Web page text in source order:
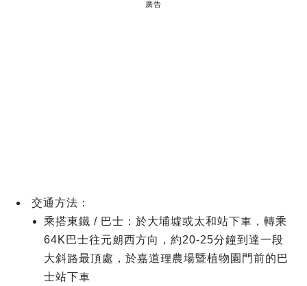
廣告
交通方法：
乘搭東鐵 / 巴士：於大埔墟或太和站下車，轉乘
64K巴士往元朗西方向，約20-25分鐘到達一段
大斜路最頂處，於嘉道理農場暨植物園門前的巴
士站下車